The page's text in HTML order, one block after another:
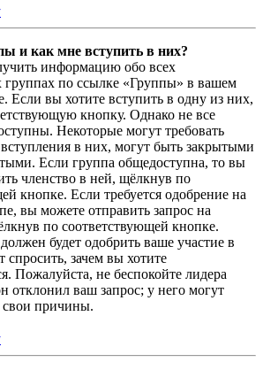
и как мне вступить в них?
информацию обо всех
по ссылке «Группы» в вашем
Если вы хотите вступить в одну из них,
кнопку. Однако не все
Некоторые могут требовать
в них, могут быть закрытыми
Если группа общедоступна, то вы
членство в ней, щёлкнув по
кнопке. Если требуется одобрение на
вы можете отправить запрос на
по соответствующей кнопке.
будет одобрить ваше участие в
спросить, зачем вы хотите
Пожалуйста, не беспокойте лидера
отклонил ваш запрос; у него могут
свои причины.